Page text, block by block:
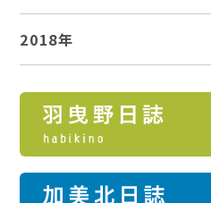
2018年